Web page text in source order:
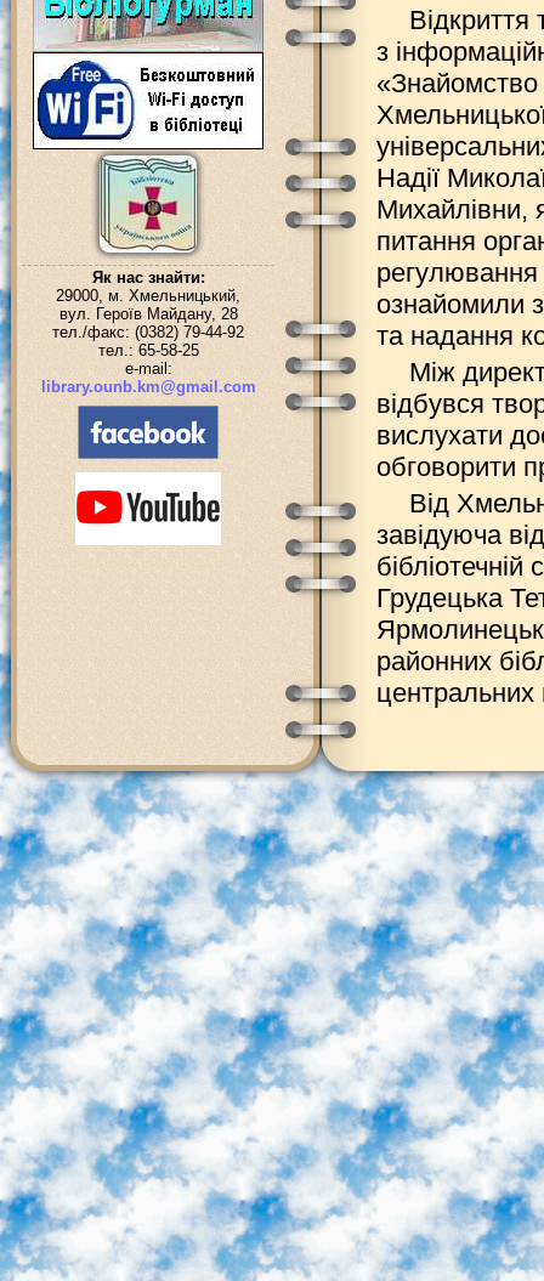
Як нас знайти:
29000, м. Хмельницький,
вул. Героїв Майдану, 28
тел./факс: (0382) 79-44-92
тел.: 65-58-25
e-mail:
library.ounb.km@gmail.com
Відкриття
з
«Знайомство
Надії
Михайлівни,
питання
регулювання
ознайомили з
та надання
Між
відбувся
вислухати
обговорити
Від
завідуюча
бібліотечній
Грудецька
районних
центральних